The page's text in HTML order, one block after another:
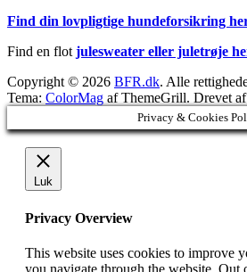
Find din lovpligtige hundeforsikring
Find en flotjulesweater eller juletrøje
Copyright © 2026 BFR.dk. Alle
Tema: ColorMag af ThemeGrill. Drevet af
Privacy & Cookies
Luk
Privacy Overview
This website uses cookies to improve
you navigate through the website. Out